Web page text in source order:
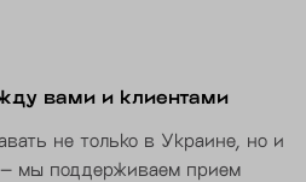
вами и клиентами
не только в Украине, но и
– мы поддерживаем прием